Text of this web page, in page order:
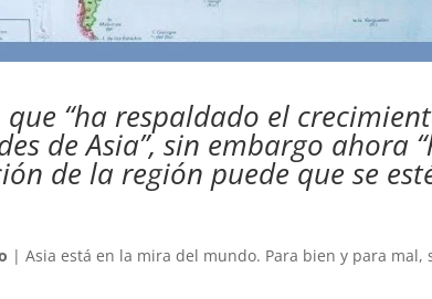
que “ha respaldado el
de Asia”, sin embargo ahora
de la región puede que se
| Asia está en la mira del mundo. Para bien y para mal,